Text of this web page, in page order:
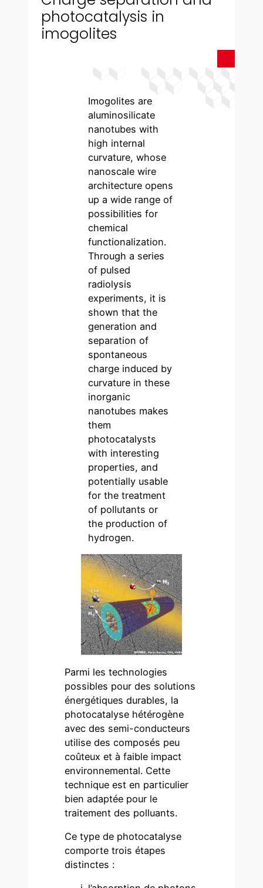
photocatalysis in
imogolites
Imogolites are
aluminosilicate
nanotubes with
high internal
curvature, whose
nanoscale wire
architecture opens
up a wide range of
possibilities for
chemical
functionalization.
Through a series
of pulsed
radiolysis
experiments, it is
shown that the
generation and
separation of
spontaneous
charge induced by
curvature in these
inorganic
nanotubes makes
them
photocatalysts
with interesting
properties, and
potentially usable
for the treatment
of pollutants or
the production of
hydrogen.
Parmi les technologies
possibles pour des solutions
énergétiques durables, la
photocatalyse hétérogène
avec des semi-conducteurs
utilise des composés peu
coûteux et à faible impact
environnemental. Cette
technique est en particulier
bien adaptée pour le
traitement des polluants.
Ce type de photocatalyse
comporte trois étapes
distinctes :